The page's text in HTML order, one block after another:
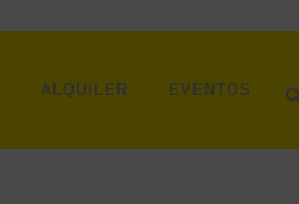
ALQUILER EVENTOS